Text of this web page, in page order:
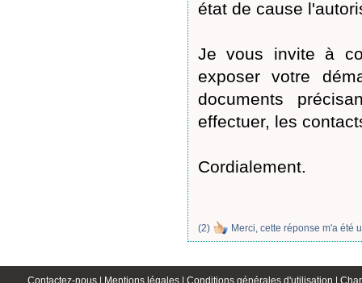
état de cause
Je vous invite à
exposer votre
documents
effectuer, les
Cordialement.
(2) Merci, cette réponse m'a été
Contactez-nous | Mentions légales | Conditions générales d'utilisation |